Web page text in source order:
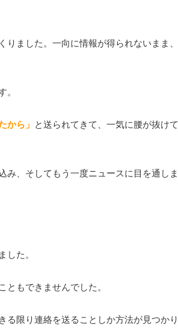
ました。一向に情報が得られないまま、
。
から」 と送られてきて、一気に腰が抜けて
み、そしてもう一度ニュースに目を通しま
した。
もできませんでした。
る限り連絡を送ることしか方法が見つかり